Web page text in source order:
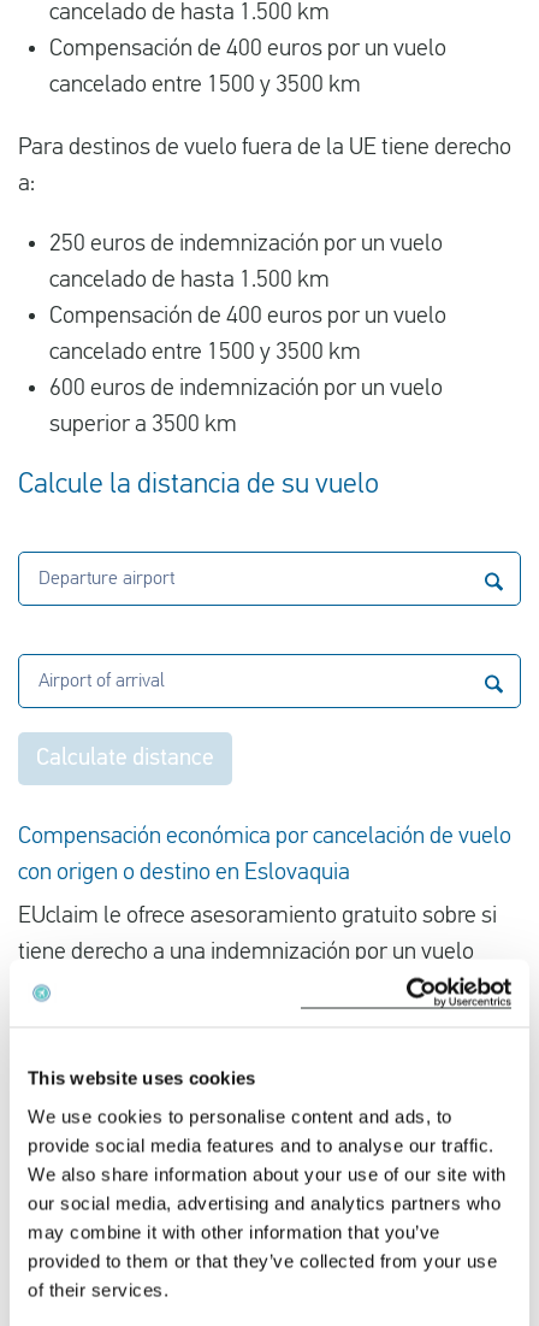
This website uses cookies
We use cookies to personalise content and ads, to
provide social media features and to analyse our traffic.
We also share information about your use of our site with
our social media, advertising and analytics partners who
may combine it with other information that you’ve
provided to them or that they’ve collected from your use
of their services.
cancelado de hasta 1.500 km
Compensación de 400 euros por un vuelo
cancelado entre 1500 y 3500 km
Para destinos de vuelo fuera de la UE tiene derecho
a:
250 euros de indemnización por un vuelo
cancelado de hasta 1.500 km
Compensación de 400 euros por un vuelo
cancelado entre 1500 y 3500 km
600 euros de indemnización por un vuelo
superior a 3500 km
Calcule la distancia de su vuelo
Departure airport
Airport of arrival
Calculate distance
Compensación económica por cancelación de vuelo
con origen o destino en Eslovaquia
EUclaim le ofrece asesoramiento gratuito sobre si
tiene derecho a una indemnización por un vuelo
cancelado. Todo lo que necesitamos son los datos
reclamación a través de EUclaim, nos
encargaremos de todo el proceso de forma gratuita
y nos aseguraremos de que obtenga lo que le
corresponde.